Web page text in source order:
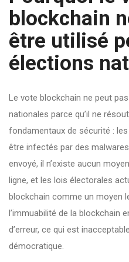
blockchain
être utilisé
élections
Le vote blockchain ne peut
nationales parce qu’il ne
fondamentaux de sécurité :
être infectés par des
envoyé, il n’existe aucun
ligne, et les lois électorales
blockchain comme un moyen
l’immuabilité de la blockchain
d’erreur, ce qui est
démocratique.